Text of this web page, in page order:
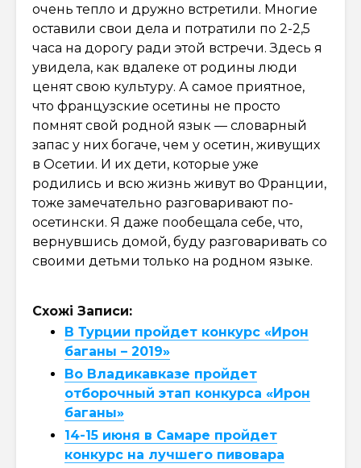
очень тепло и дружно встретили. Многие
оставили свои дела и потратили по 2-2,5
часа на дорогу ради этой встречи. Здесь я
увидела, как вдалеке от родины люди
ценят свою культуру. А самое приятное,
что французские осетины не просто
помнят свой родной язык — словарный
запас у них богаче, чем у осетин, живущих
в Осетии. И их дети, которые уже
родились и всю жизнь живут во Франции,
тоже замечательно разговаривают по-
осетински. Я даже пообещала себе, что,
вернувшись домой, буду разговаривать со
своими детьми только на родном языке.
Схожі Записи:
В Турции пройдет конкурс «Ирон
баганы – 2019»
Во Владикавказе пройдет
отборочный этап конкурса «Ирон
баганы»
14-15 июня в Самаре пройдет
конкурс на лучшего пивовара